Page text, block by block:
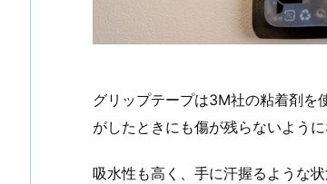
グリップテープは3M社の粘着剤を
がしたときにも傷が残らないように
吸水性も高く、手に汗握るような状